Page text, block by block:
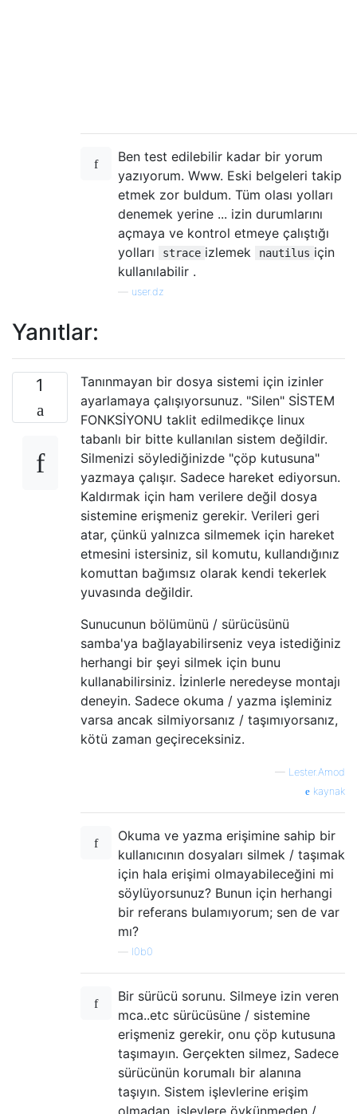
Ben test edilebilir kadar bir yorum
yazıyorum. Www. Eski belgeleri takip
etmek zor buldum. Tüm olası yolları
denemek yerine ... izin durumlarını
açmaya ve kontrol etmeye çalıştığı
yolları
strace izlemek nautilus için
kullanılabilir .
user.dz
Yanıtlar:
1
Tanınmayan bir dosya sistemi için izinler
ayarlamaya çalışıyorsunuz. "Silen" SİSTEM
FONKSİYONU taklit edilmedikçe linux
tabanlı bir bitte kullanılan sistem değildir.
Silmenizi söylediğinizde "çöp kutusuna"
yazmaya çalışır. Sadece hareket ediyorsun.
Kaldırmak için ham verilere değil dosya
sistemine erişmeniz gerekir. Verileri geri
atar, çünkü yalnızca silmemek için hareket
etmesini istersiniz, sil komutu, kullandığınız
komuttan bağımsız olarak kendi tekerlek
yuvasında değildir.
Sunucunun bölümünü / sürücüsünü
samba'ya bağlayabilirseniz veya istediğiniz
herhangi bir şeyi silmek için bunu
kullanabilirsiniz. İzinlerle neredeyse montajı
deneyin. Sadece okuma / yazma işleminiz
varsa ancak silmiyorsanız / taşımıyorsanız,
kötü zaman geçireceksiniz.
— Lester.Amod
kaynak
Okuma ve yazma erişimine sahip bir
kullanıcının dosyaları silmek / taşımak
için hala erişimi olmayabileceğini mi
söylüyorsunuz? Bunun için herhangi
bir referans bulamıyorum; sen de var
mı?
l0b0
Bir sürücü sorunu. Silmeye izin veren
mca..etc sürücüsüne / sistemine
erişmeniz gerekir, onu çöp kutusuna
taşımayın. Gerçekten silmez, Sadece
sürücünün korumalı bir alanına
taşıyın. Sistem işlevlerine erişim
olmadan, işlevlere öykünmeden /